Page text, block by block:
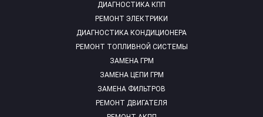
ДИАГНОСТИКА КПП
РЕМОНТ ЭЛЕКТРИКИ
ДИАГНОСТИКА КОНДИЦИОНЕРА
РЕМОНТ ТОПЛИВНОЙ СИСТЕМЫ
ЗАМЕНА ГРМ
ЗАМЕНА ЦЕПИ ГРМ
ЗАМЕНА ФИЛЬТРОВ
РЕМОНТ ДВИГАТЕЛЯ